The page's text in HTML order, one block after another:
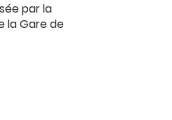
par la
la Gare de